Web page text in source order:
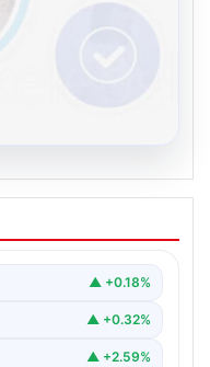
İle Dijital
Muhabbet
biçimde iletişim▲ +0.18%
▲ +0.32%
▲ +2.59%